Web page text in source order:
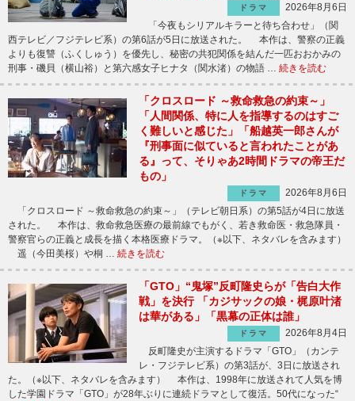
ドラマ
2026年8月6日
「今夜もシリアルキラーと待ち合わせ」（関
西テレビ／フジテレビ系）の第6話が5日に放送された。 本作は、警察の正義
よりも復讐（ふくしゅう）を優先し、秘密の共犯関係を結んだ一匹おおかみの
刑事・磯貝（横山裕）と第六感女子ヒナタ（関水渚）の物語 … 続きを読む
「クロスロード ～救命救急の約束～」
「人間関係、特に人を指導するのはすご
く難しいと感じた」「船越英一郎さんが
『刑事面に似ていると言われたことがあ
る』って、そりゃあ2時間ドラマの帝王だ
もの」
ドラマ
2026年8月6日
「クロスロード ～救命救急の約束～」（テレビ朝日系）の第5話が4日に放送
された。 本作は、救命救急医療の最前線でもがく、若き救命医・救急隊員・
警察官らの正義と成長を描く本格医療ドラマ。（※以下、ネタバレを含みます）
遥（今田美桜）や桐 … 続きを読む
「GTO」“鬼塚”反町隆史らが「告白大作
戦」を決行 「カジサックの娘・梶原叶渚
は華がある」「黒幕の正体は誰」
ドラマ
2026年8月4日
反町隆史が主演するドラマ「GTO」（カンテ
レ・フジテレビ系）の第3話が、3日に放送され
た。（※以下、ネタバレを含みます） 本作は、1998年に放送されて人気を博
した学園ドラマ「GTO」が28年ぶりに連続ドラマとして復活。50代になった“